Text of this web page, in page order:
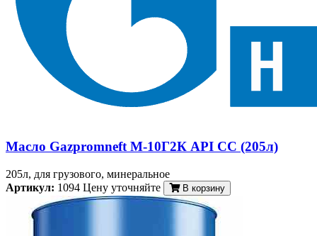
Масло Gazpromneft М-10Г2К API CC (205л)
205л, для грузового, минеральное
Артикул: 1094 Цену уточняйте В корзину